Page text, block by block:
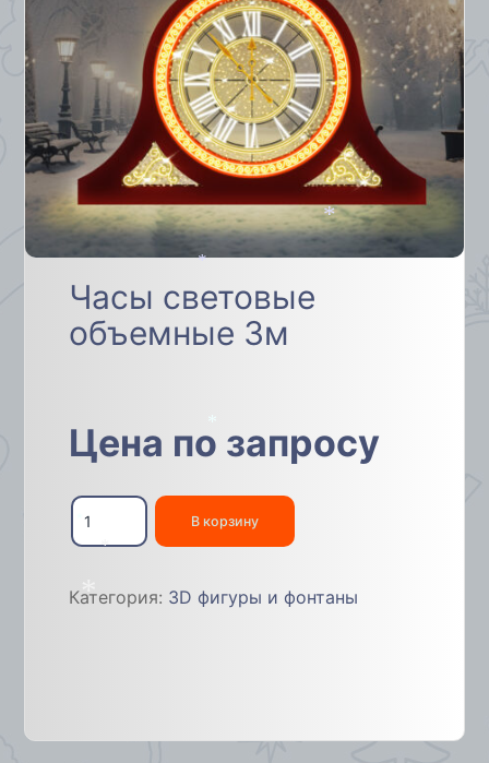
Часы световые
объемные 3м
Цена по запросу
Количество
товара
Часы
3м
В корзину
Категория: 3D фигуры и фонтаны
*
*
*
*